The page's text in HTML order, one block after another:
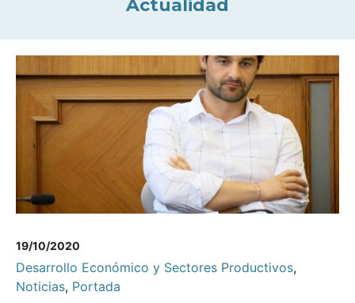
Actualidad
19/10/2020
Desarrollo Económico y Sectores Productivos,
Noticias, Portada